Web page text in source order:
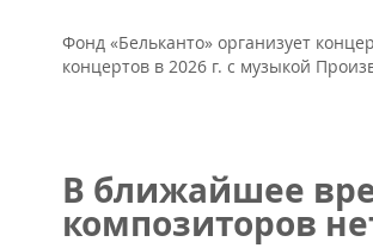
Фонд «Бельканто» организует
концертов в 2026 г. с музыкой
В ближайшее
композиторов